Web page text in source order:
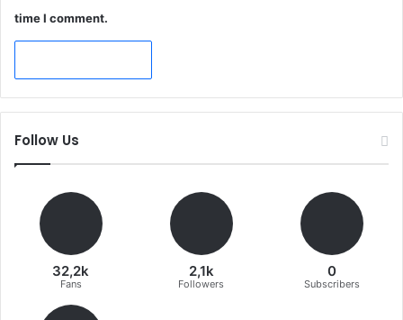
time I comment.
Follow Us
32,2k
Fans
2,1k
Followers
0
Subscribers